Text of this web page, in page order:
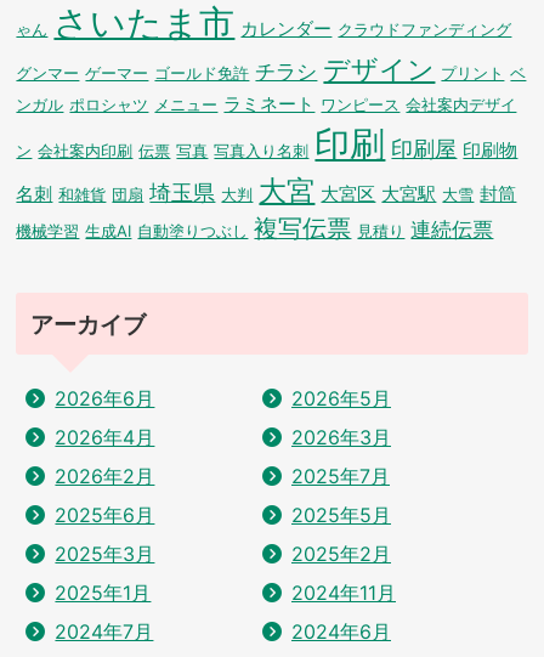
ゃん さいたま市 カレンダー クラウドファンディング
グンマー ゲーマー ゴールド免許 チラシ デザイン プリント ベ
ンガル ポロシャツ メニュー ラミネート ワンピース 会社案内デザイ
ン 会社案内印刷 伝票 写真 写真入り名刺 印刷 印刷屋 印刷物
名刺 和雑貨 団扇 埼玉県 大判 大宮 大宮区 大宮駅 大雪 封筒
機械学習 生成AI 自動塗りつぶし 複写伝票 見積り 連続伝票
アーカイブ
2026年6月
2026年5月
2026年4月
2026年3月
2026年2月
2025年7月
2025年6月
2025年5月
2025年3月
2025年2月
2025年1月
2024年11月
2024年7月
2024年6月